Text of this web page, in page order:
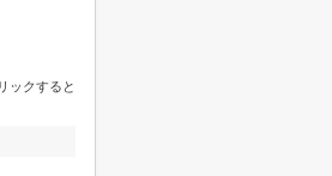
ックすると